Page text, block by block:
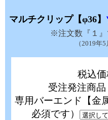
マルチクリップ【φ36】
※注文数『１
（2019年
税込
受注発注商品
専用バーエンド【金
必須です）